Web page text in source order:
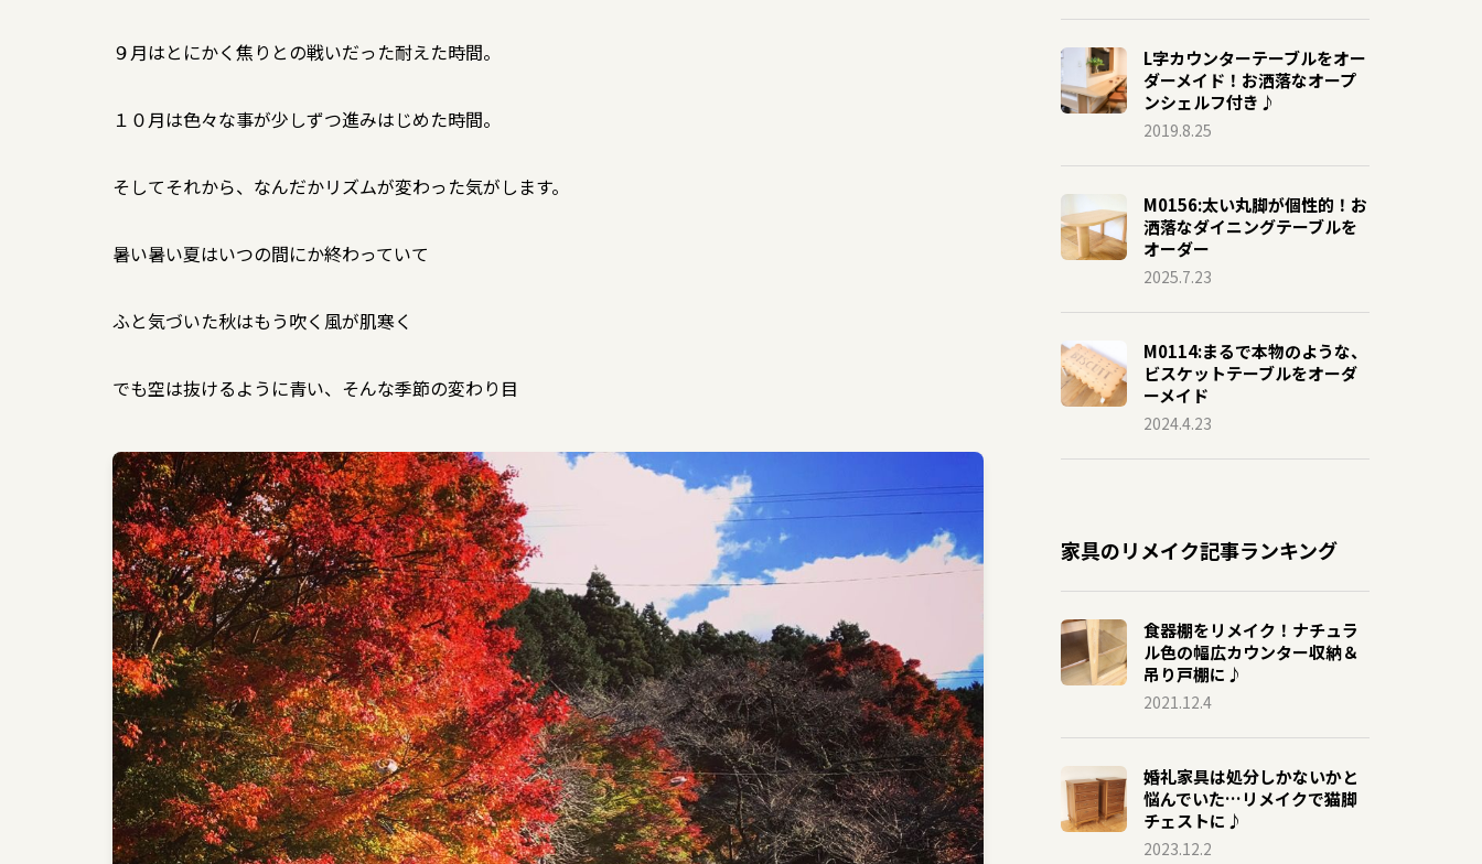
９月はとにかく焦りとの戦いだった耐えた時間。
１０月は色々な事が少しずつ進みはじめた時間。
そしてそれから、なんだかリズムが変わった気がします。
暑い暑い夏はいつの間にか終わっていて
ふと気づいた秋はもう吹く風が肌寒く
でも空は抜けるように青い、そんな季節の変わり目
L字カウンターテーブルをオー
ダーメイド！お洒落なオープ
ンシェルフ付き♪
2019.8.25
M0156:太い丸脚が個性的！お
洒落なダイニングテーブルを
オーダー
2025.7.23
M0114:まるで本物のような、
ビスケットテーブルをオーダ
ーメイド
2024.4.23
家具のリメイク記事ランキング
食器棚をリメイク！ナチュラ
ル色の幅広カウンター収納＆
吊り戸棚に♪
2021.12.4
婚礼家具は処分しかないかと
悩んでいた…リメイクで猫脚
チェストに♪
2023.12.2